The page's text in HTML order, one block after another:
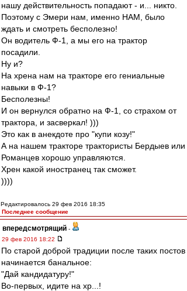
нашу действительность попадают - и... никто.
Поэтому с Эмери нам, именно НАМ, было
ждать и смотреть бесполезно!
Он водитель Ф-1, а мы его на трактор
посадили.
Ну и?
На хрена нам на тракторе его гениальные
навыки в Ф-1?
Бесполезны!
И он вернулся обратно на Ф-1, со страхом от
трактора, и засверкал! )))
Это как в анекдоте про "купи козу!"
А на нашем тракторе трактористы Бердыев или
Романцев хорошо управляются.
Хрен какой иностранец так сможет.
))))
Редактировалось 29 фев 2016 18:35
Последнее сообщение
впередсмотрящий -
29 фев 2016 18:22
По старой доброй традиции после таких постов
начинается банальное:
"Дай кандидатуру!"
Во-первых, идите на хр...!